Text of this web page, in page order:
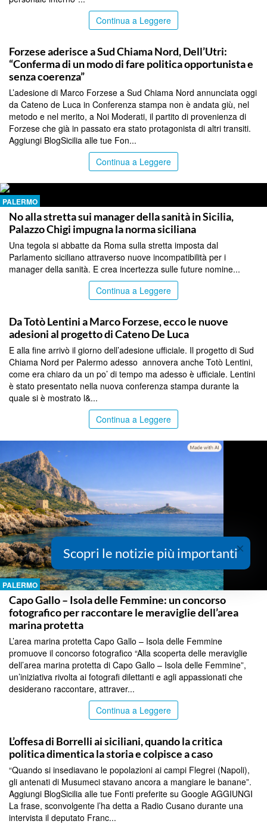
Continua a Leggere
Forzese aderisce a Sud Chiama Nord, Dell’Utri:
“Conferma di un modo di fare politica opportunista e
senza coerenza”
L’adesione di Marco Forzese a Sud Chiama Nord annunciata oggi
da Cateno de Luca in Conferenza stampa non è andata giù, nel
metodo e nel merito, a Noi Moderati, il partito di provenienza di
Forzese che già in passato era stato protagonista di altri transiti.
Aggiungi BlogSicilia alle tue Fon...
Continua a Leggere
PALERMO
No alla stretta sui manager della sanità in Sicilia,
Palazzo Chigi impugna la norma siciliana
Una tegola si abbatte da Roma sulla stretta imposta dal
Parlamento siciliano attraverso nuove incompatibilità per i
manager della sanità. E crea incertezza sulle future nomine...
Continua a Leggere
Da Totò Lentini a Marco Forzese, ecco le nuove
adesioni al progetto di Cateno De Luca
E alla fine arrivò il giorno dell’adesione ufficiale. Il progetto di Sud
Chiama Nord per Palermo adesso annovera anche Totò Lentini,
come era chiaro da un po’ di tempo ma adesso è ufficiale. Lentini
è stato presentato nella nuova conferenza stampa durante la
quale si è mostrato l&...
Continua a Leggere
PALERMO
Capo Gallo – Isola delle Femmine: un concorso
fotografico per raccontare le meraviglie dell’area
marina protetta
L’area marina protetta Capo Gallo – Isola delle Femmine
promuove il concorso fotografico “Alla scoperta delle meraviglie
dell’area marina protetta di Capo Gallo – Isola delle Femmine”,
un’iniziativa rivolta ai fotografi dilettanti e agli appassionati che
desiderano raccontare, attraver...
Continua a Leggere
L’offesa di Borrelli ai siciliani, quando la critica
politica dimentica la storia e colpisce a caso
“Quando si insediavano le popolazioni ai campi Flegrei (Napoli),
gli antenati di Musumeci stavano ancora a mangiare le banane”.
Aggiungi BlogSicilia alle tue Fonti preferite su Google AGGIUNGI
La frase, sconvolgente l’ha detta a Radio Cusano durante una
intervista il deputato Franc...
×
Scopri le notizie più importanti